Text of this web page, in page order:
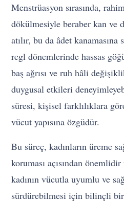
Menstrüasyon sırasında,
dökülmesiyle beraber kan ve
atılır, bu da âdet kanamasına
regl dönemlerinde hassas
baş ağrısı ve ruh hâli
duygusal etkileri
süresi, kişisel farklılıklara
vücut yapısına özgüdür.
Bu süreç, kadınların üreme
koruması açısından
kadının vücutla uyumlu ve
sürdürebilmesi için bilinçli